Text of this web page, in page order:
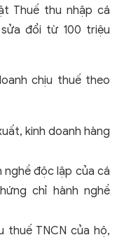
Thuế thu nhập cá
đổi từ 100 triệu
chịu thuế theo
kinh doanh hàng
độc lập của cá
chỉ hành nghề
thuế TNCN của hộ,